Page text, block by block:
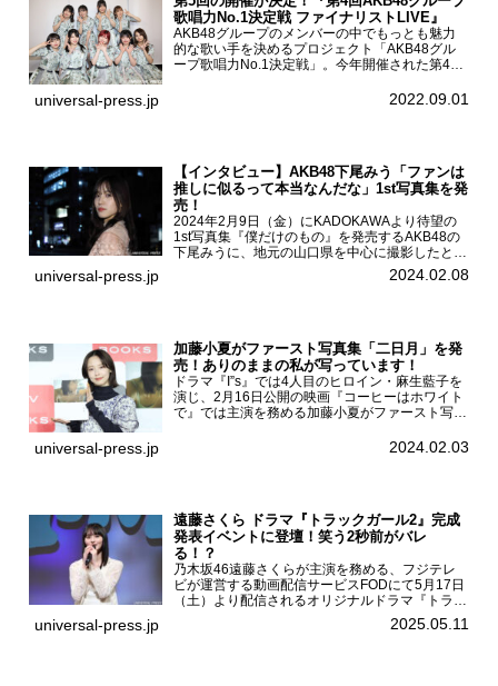
歌唱力No.1決定戦 ファイナリストLIVE』
AKB48グループのメンバーの中でもっとも魅力
的な歌い手を決めるプロジェクト「AKB48グル
ープ歌唱力No.1決定戦」。今年開催された第4回
る一夜限りのライブイベント「ファイナリスト
universal-press.jp 2022.09.01
【インタビュー】AKB48下尾みう「ファンは
推しに似るって本当なんだな」1st写真集を発
売！
2024年2月9日（金）にKADOKAWAより待望の
1st写真集『僕だけのもの』を発売するAKB48の
下尾みうに、地元の山口県を中心に撮影したとい
う今回の写真集についてインタビューをお願いし
た。1st写真集『僕だけのもの』を発売する
universal-press.jp 2024.02.08
加藤小夏がファースト写真集「二日月」を発
売！ありのままの私が写っています！
ドラマ『I”s』では4人目のヒロイン・麻生藍子を
演じ、2月16日公開の映画『コーヒーはホワイト
で』では主演を務める加藤小夏がファースト写真
記念イベントをHMV＆BOOKS SHIBUYAで開催
universal-press.jp 2024.02.03
遠藤さくら ドラマ『トラックガール2』完成
発表イベントに登壇！笑う2秒前がバレ
る！？
乃木坂46遠藤さくらが主演を務める、フジテレ
ビが運営する動画配信サービスFODにて5月17日
（土）より配信されるオリジナルドラマ『トラッ
クガール2』の完成発表イベントが５月10日
（土）都内で開催された。FODドラマ『トラック
universal-press.jp 2025.05.11